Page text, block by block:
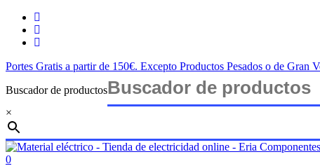
Skip
main
twitter
facebook
instagram
Portes Gratis a partir de 150€. Excepto Productos Pesados o de
Buscador de productos
×
Close
Search
search
account
0